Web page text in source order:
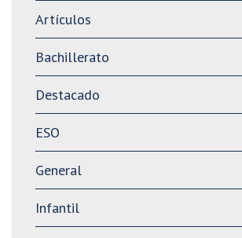
Artículos
Bachillerato
Destacado
ESO
General
Infantil